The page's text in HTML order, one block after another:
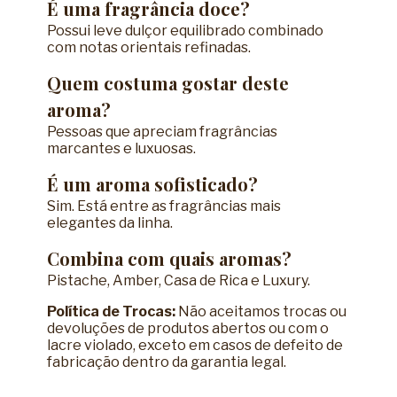
É uma fragrância doce?
Possui leve dulçor equilibrado combinado
com notas orientais refinadas.
Quem costuma gostar deste
aroma?
Pessoas que apreciam fragrâncias
marcantes e luxuosas.
É um aroma sofisticado?
Sim. Está entre as fragrâncias mais
elegantes da linha.
Combina com quais aromas?
Pistache, Amber, Casa de Rica e Luxury.
Política de Trocas: Não aceitamos trocas ou
devoluções de produtos abertos ou com o
lacre violado, exceto em casos de defeito de
fabricação dentro da garantia legal.